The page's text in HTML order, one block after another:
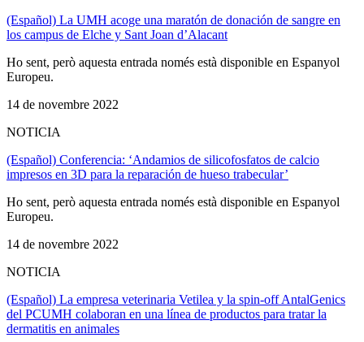
(Español) La UMH acoge una maratón de donación de sangre en
los campus de Elche y Sant Joan d’Alacant
Ho sent, però aquesta entrada només està disponible en Espanyol
Europeu.
14 de novembre 2022
NOTICIA
(Español) Conferencia: ‘Andamios de silicofosfatos de calcio
impresos en 3D para la reparación de hueso trabecular’
Ho sent, però aquesta entrada només està disponible en Espanyol
Europeu.
14 de novembre 2022
NOTICIA
(Español) La empresa veterinaria Vetilea y la spin-off AntalGenics
del PCUMH colaboran en una línea de productos para tratar la
dermatitis en animales